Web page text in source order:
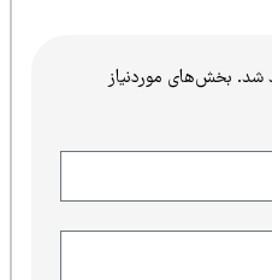
بخش‌های موردنیاز